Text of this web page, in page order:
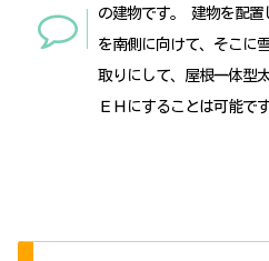
の建物です。 建物を配置
を南側に向けて、そこに
取りにして、屋根一体型
ＥＨにすることは可能です